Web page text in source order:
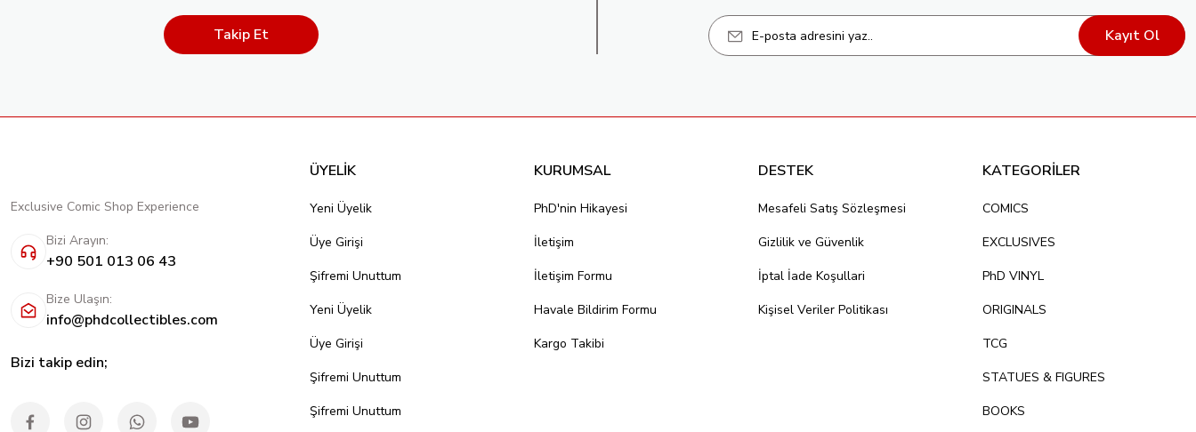
Takip Et Kayıt Ol
Exclusive Comic Shop Experience
Bizi Arayın:
+90 501 013 06 43
Bize Ulaşın:
info@phdcollectibles.com
Bizi takip edin;
ÜYELİK
Yeni Üyelik
Üye Girişi
Şifremi Unuttum
Yeni Üyelik
Üye Girişi
Şifremi Unuttum
Şifremi Unuttum
KURUMSAL
PhD'nin Hikayesi
İletişim
İletişim Formu
Havale Bildirim Formu
Kargo Takibi
DESTEK
Mesafeli Satış Sözleşmesi
Gizlilik ve Güvenlik
İptal İade Koşullari
Kişisel Veriler Politikası
KATEGORİLER
COMICS
EXCLUSIVES
PhD VINYL
ORIGINALS
TCG
STATUES & FIGURES
BOOKS